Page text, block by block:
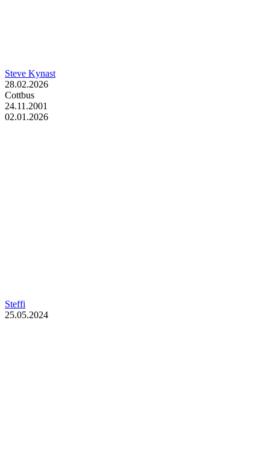
Steve Kynast
28.02.2026
Cottbus
24.11.2001
02.01.2026
Steffi
25.05.2024